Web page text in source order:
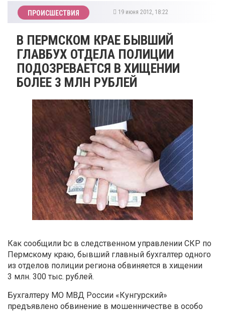
ПРОИСШЕСТВИЯ 19 июня 2012, 18:22
В ПЕРМСКОМ КРАЕ БЫВШИЙ
ГЛАВБУХ ОТДЕЛА ПОЛИЦИИ
ПОДОЗРЕВАЕТСЯ В ХИЩЕНИИ
БОЛЕЕ 3 МЛН РУБЛЕЙ
Как сообщили bc в следственном управлении СКР по
Пермскому краю, бывший главный бухгалтер одного
из отделов полиции региона обвиняется в хищении
3 млн. 300 тыс. рублей.
Бухгалтеру МО МВД России «Кунгурский»
предъявлено обвинение в мошенничестве в особо